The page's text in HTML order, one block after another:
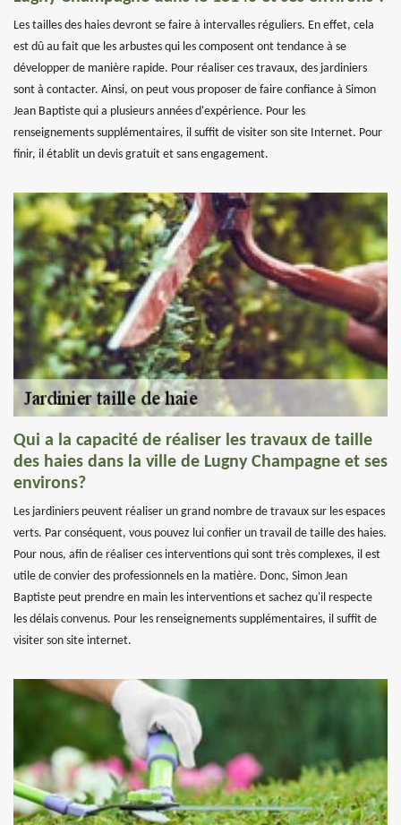
Les tailles des haies devront se faire à intervalles réguliers. En effet, cela
est dû au fait que les arbustes qui les composent ont tendance à se
développer de manière rapide. Pour réaliser ces travaux, des jardiniers
sont à contacter. Ainsi, on peut vous proposer de faire confiance à Simon
Jean Baptiste qui a plusieurs années d'expérience. Pour les
renseignements supplémentaires, il suffit de visiter son site Internet. Pour
finir, il établit un devis gratuit et sans engagement.
Qui a la capacité de réaliser les travaux de taille
des haies dans la ville de Lugny Champagne et ses
environs?
Les jardiniers peuvent réaliser un grand nombre de travaux sur les espaces
verts. Par conséquent, vous pouvez lui confier un travail de taille des haies.
Pour nous, afin de réaliser ces interventions qui sont très complexes, il est
utile de convier des professionnels en la matière. Donc, Simon Jean
Baptiste peut prendre en main les interventions et sachez qu'il respecte
les délais convenus. Pour les renseignements supplémentaires, il suffit de
visiter son site internet.